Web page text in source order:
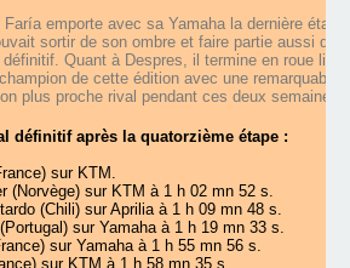
Faría emporte avec sa Yamaha la dernière
sortir de son ombre et faire partie aussi
Quant à Despres, il termine en roue
de cette édition avec une
plus proche rival pendant ces deux semaines !
définitif après la quatorzième étape :
sur KTM.
(Norvège) sur KTM à 1 h 02 mn 52 s.
(Chili) sur Aprilia à 1 h 09 mn 48 s.
sur Yamaha à 1 h 19 mn 33 s.
sur Yamaha à 1 h 55 mn 56 s.
sur KTM à 1 h 58 mn 35 s.